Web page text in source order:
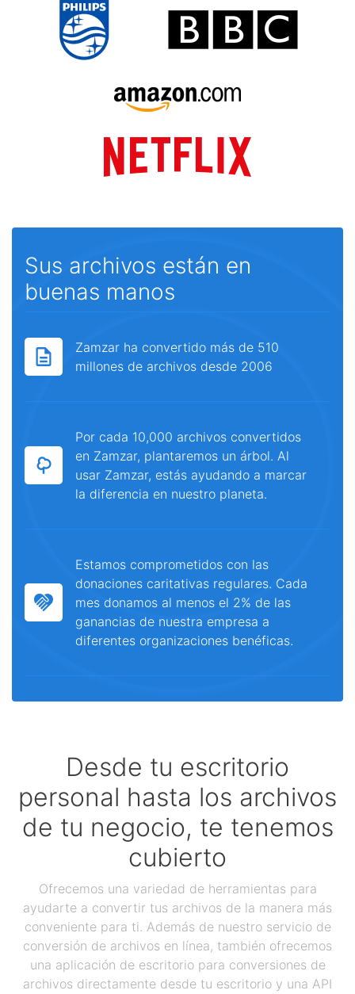
Sus archivos están en
buenas manos
Zamzar ha convertido más de 510
millones de archivos desde 2006
Por cada 10,000 archivos convertidos
en Zamzar, plantaremos un árbol. Al
usar Zamzar, estás ayudando a marcar
la diferencia en nuestro planeta.
Estamos comprometidos con las
donaciones caritativas regulares. Cada
mes donamos al menos el 2% de las
ganancias de nuestra empresa a
diferentes organizaciones benéficas.
Desde tu escritorio
personal hasta los archivos
de tu negocio, te tenemos
cubierto
Ofrecemos una variedad de herramientas para
ayudarte a convertir tus archivos de la manera más
conveniente para ti. Además de nuestro servicio de
conversión de archivos en línea, también ofrecemos
una aplicación de escritorio para conversiones de
archivos directamente desde tu escritorio y una API